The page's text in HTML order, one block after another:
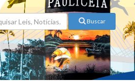
Buscar